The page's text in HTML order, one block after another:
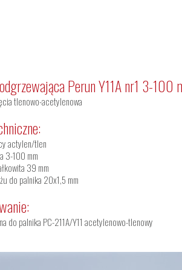
Perun Y11A nr1 3-100
tlenowo-acetylenowa
actylen/tlen
3-100 mm
39 mm
do palnika 20x1,5 mm
do palnika PC-211A/Y11 acetylenowo-tlenowy